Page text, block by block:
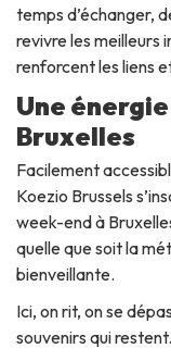
temps d’échanger,
revivre les meilleurs
renforcent les liens
Une
Bruxelles
Facilement
Koezio Brussels
week-end à
quelle que soit la
bienveillante.
Ici, on rit, on se
souvenirs qui restent.